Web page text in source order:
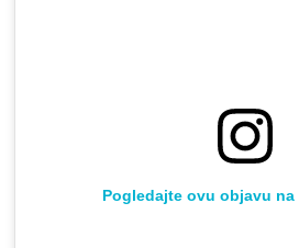
Pogledajte ovu objavu na